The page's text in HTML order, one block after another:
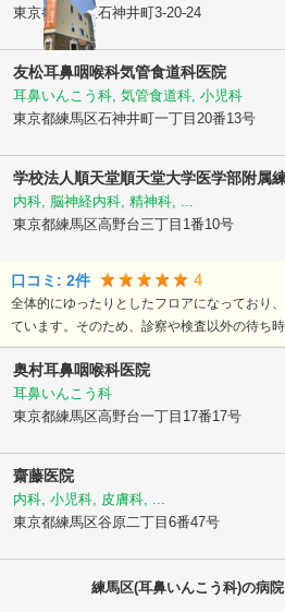
東京都練馬区石神井町3-20-24
友松耳鼻咽喉科気管食道科医院
耳鼻いんこう科, 気管食道科, 小児科
東京都練馬区石神井町一丁目20番13号
学校法人順天堂順天堂大学医学部附属
内科, 脳神経内科, 精神科, ...
東京都練馬区高野台三丁目1番10号
口コミ: 2件 4
全体的にゆったりとしたフロアになっており
ています。そのため、診察や検査以外の待ち
奥村耳鼻咽喉科医院
耳鼻いんこう科
東京都練馬区高野台一丁目17番17号
齋藤医院
内科, 小児科, 皮膚科, ...
東京都練馬区谷原二丁目6番47号
練馬区(耳鼻いんこう科)の病